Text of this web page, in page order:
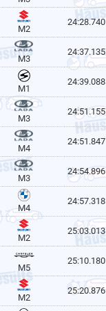
M2
24:28.740
M3
24:37.135
M1
24:39.088
M3
24:51.155
M4
24:51.847
M3
24:54.896
M4
24:57.318
M2
25:03.013
M5
25:10.180
M2
25:20.876